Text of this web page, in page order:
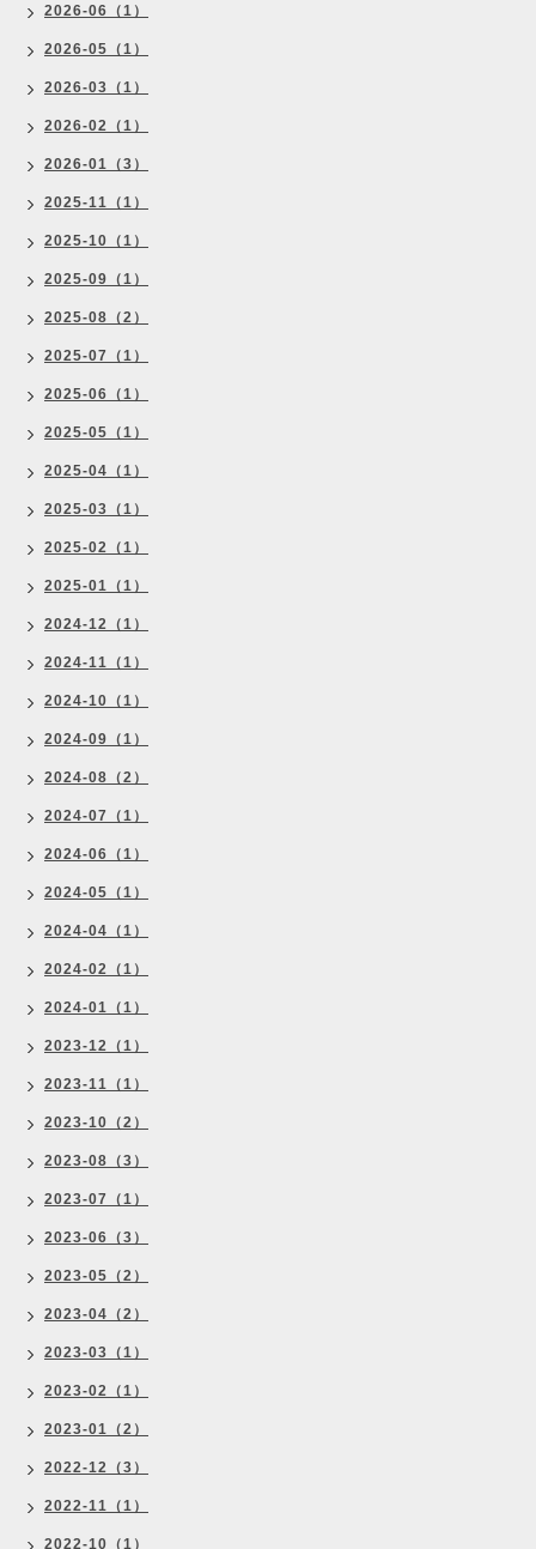
2026-06（1）
2026-05（1）
2026-03（1）
2026-02（1）
2026-01（3）
2025-11（1）
2025-10（1）
2025-09（1）
2025-08（2）
2025-07（1）
2025-06（1）
2025-05（1）
2025-04（1）
2025-03（1）
2025-02（1）
2025-01（1）
2024-12（1）
2024-11（1）
2024-10（1）
2024-09（1）
2024-08（2）
2024-07（1）
2024-06（1）
2024-05（1）
2024-04（1）
2024-02（1）
2024-01（1）
2023-12（1）
2023-11（1）
2023-10（2）
2023-08（3）
2023-07（1）
2023-06（3）
2023-05（2）
2023-04（2）
2023-03（1）
2023-02（1）
2023-01（2）
2022-12（3）
2022-11（1）
2022-10（1）